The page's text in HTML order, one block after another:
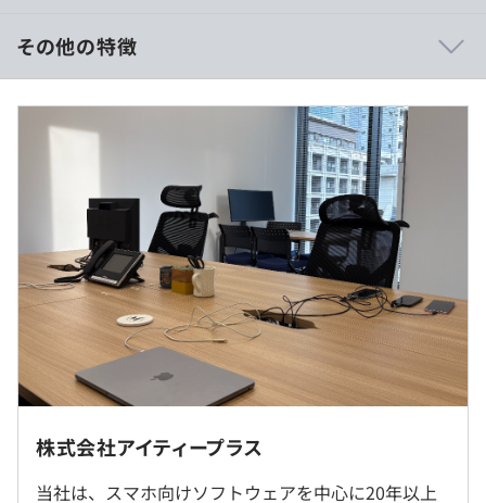
す。
・委託元も当社からの仕様提案、技術提案に期待をしてお
り、要件定義や技術試作（PoC）段階からプロジェクトに
入ることが多い状況です。
・IT機器を制御するためのスマホアプリ開発
・IT機器のAndroidプラットフォーム対応
・映像処理性能改善（研究開発）
・スキルアップを目指す方には、必要に応じて外部研修や
セミナーへの受講が可能です。
◎リモート勤務可（比較的自由な働き方が可能です）
＜雇入時＞
■賃金形態：年俸制（年俸を12分割）
■月給：約58万〜83万円（固定残業代を含む）
■基本給：約43万～61万円
■固定残業代：約15万～22万円（45時間分）※超過分は
※経験・能力を考慮のうえ、決定します。
想定年収 は年収提示額を保証するものではありません）
その他の特徴
株式会社アイティープラス
当社は、スマホ向けソフトウェアを中心に20年以上